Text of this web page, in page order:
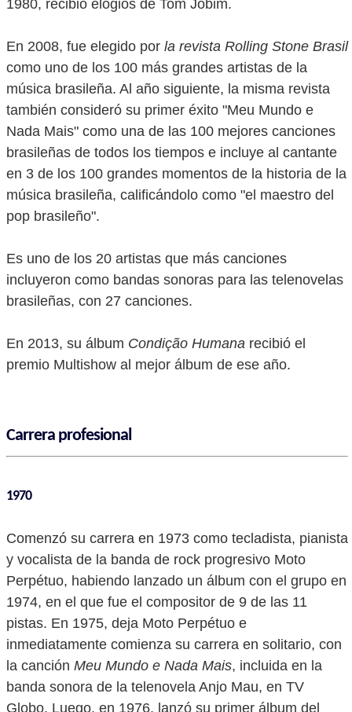
1980, recibió elogios de Tom Jobim.
En 2008, fue elegido por la revista Rolling Stone Brasil
como uno de los 100 más grandes artistas de la
música brasileña. Al año siguiente, la misma revista
también consideró su primer éxito "Meu Mundo e
Nada Mais" como una de las 100 mejores canciones
brasileñas de todos los tiempos e incluye al cantante
en 3 de los 100 grandes momentos de la historia de la
música brasileña, calificándolo como "el maestro del
pop brasileño".
Es uno de los 20 artistas que más canciones
incluyeron como bandas sonoras para las telenovelas
brasileñas, con 27 canciones.
En 2013, su álbum Condição Humana recibió el
premio Multishow al mejor álbum de ese año.
Carrera profesional
1970
Comenzó su carrera en 1973 como tecladista, pianista
y vocalista de la banda de rock progresivo Moto
Perpétuo, habiendo lanzado un álbum con el grupo en
1974, en el que fue el compositor de 9 de las 11
pistas. En 1975, deja Moto Perpétuo e
inmediatamente comienza su carrera en solitario, con
la canción Meu Mundo e Nada Mais, incluida en la
banda sonora de la telenovela Anjo Mau, en TV
Globo. Luego, en 1976, lanzó su primer álbum del